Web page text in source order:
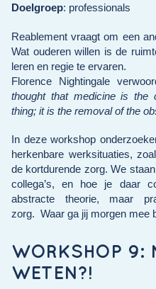
Doelgroep: professionals
Reablement vraagt om een
Wat ouderen willen is de
leren en regie te ervaren.
Florence Nightingale
thought that medicine is
thing; it is the removal of the
In deze workshop
herkenbare werksituaties,
de kortdurende zorg.We
collega’s, en hoe je daar
abstracte theorie, maar
zorg. Waar ga jij morgen mee
WORKSHOP 9:
WETEN?!